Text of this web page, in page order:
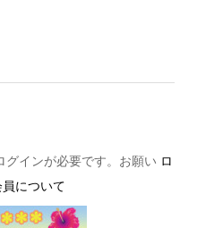
グインが必要です。お願い ロ
員について